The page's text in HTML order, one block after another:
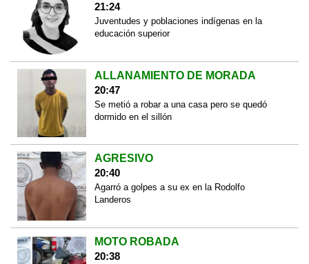
21:24
Juventudes y poblaciones indígenas en la
educación superior
ALLANAMIENTO DE MORADA
20:47
Se metió a robar a una casa pero se quedó
dormido en el sillón
AGRESIVO
20:40
Agarró a golpes a su ex en la Rodolfo
Landeros
MOTO ROBADA
20:38